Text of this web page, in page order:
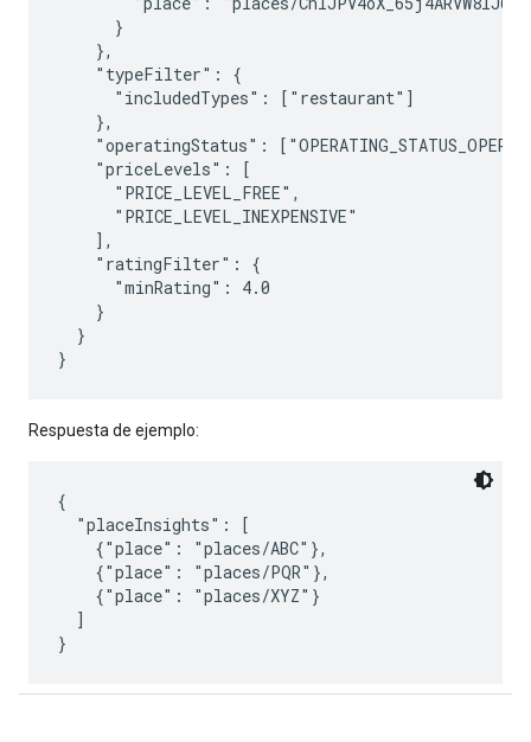
      }
    },
    "typeFilter": {
      "includedTypes": ["restaurant"]
    },
"operatingStatus":
    "priceLevels": [
      "PRICE_LEVEL_FREE",
      "PRICE_LEVEL_INEXPENSIVE"
    ],
    "ratingFilter": {
      "minRating": 4.0
    }
  }
Respuesta de ejemplo:
{
  "placeInsights": [
    {"place": "places/ABC"},
    {"place": "places/PQR"},
    {"place": "places/XYZ"}
  ]